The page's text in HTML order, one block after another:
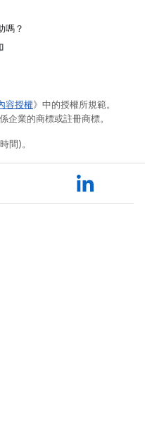
嗎？
容授權》中的授權所規範。
業的商標或註冊商標。
間)。